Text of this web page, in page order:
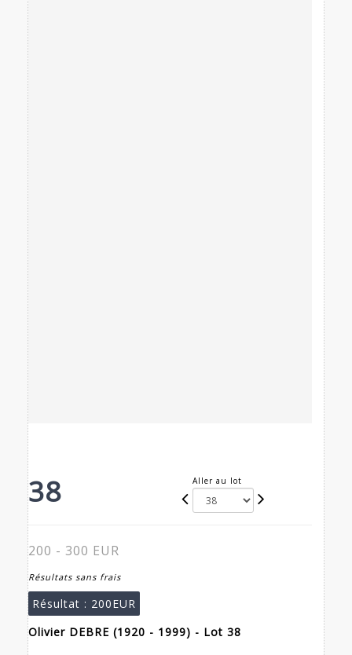
38 Aller au lot
200 - 300 EUR
Résultats sans frais
Résultat : 200EUR
Olivier DEBRE (1920 - 1999) - Lot 38